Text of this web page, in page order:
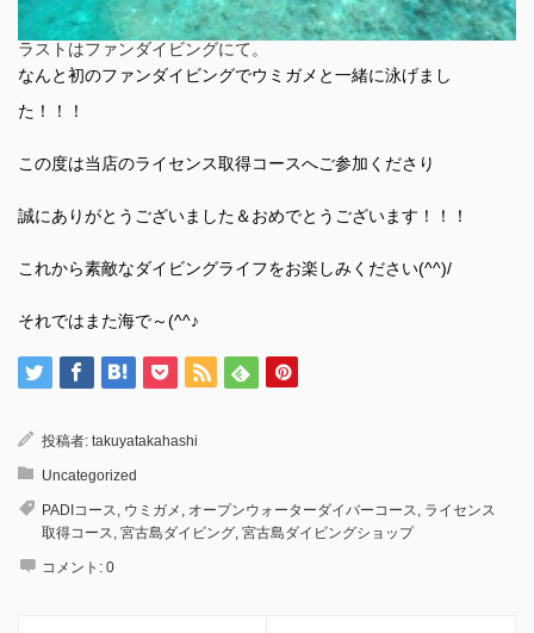
ラストはファンダイビングにて。
なんと初のファンダイビングでウミガメと一緒に泳げまし
た！！！
この度は当店のライセンス取得コースへご参加くださり
誠にありがとうございました＆おめでとうございます！！！
これから素敵なダイビングライフをお楽しみください(^^)/
それではまた海で～(^^♪
投稿者: takuyatakahashi
Uncategorized
PADIコース, ウミガメ , オープンウォーターダイバーコース, ライセンス
取得コース, 宮古島ダイビング, 宮古島ダイビングショップ
コメント: 0